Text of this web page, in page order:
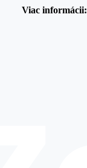
Viac informácii: